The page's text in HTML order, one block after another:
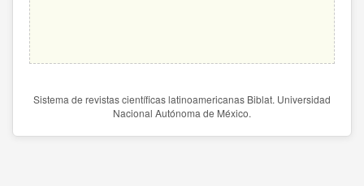
Sistema de revistas científicas latinoamericanas Biblat. Universidad
Nacional Autónoma de México.